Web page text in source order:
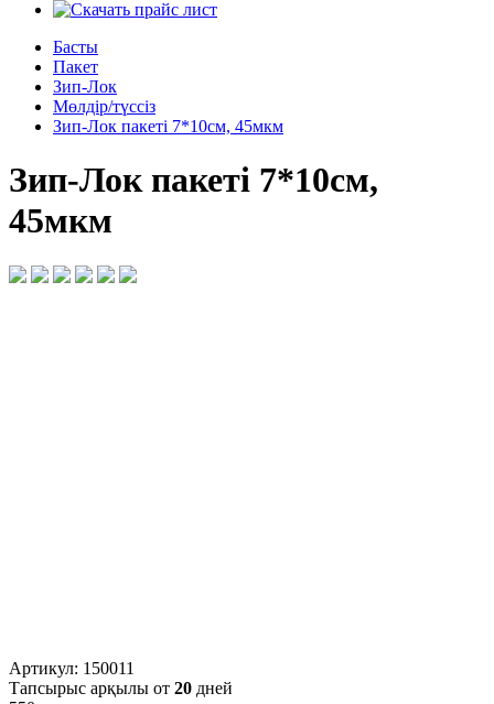
Басты
Пакет
Зип-Лок
Мөлдір/түссіз
Зип-Лок пакеті 7*10см, 45мкм
Зип-Лок пакеті 7*10см,
45мкм
Артикул: 150011
Тапсырыс арқылы от 20 дней